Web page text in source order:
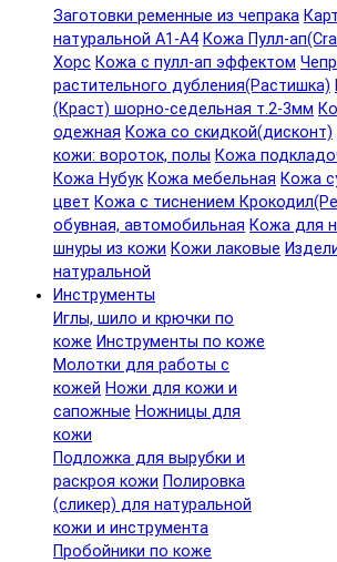
Заготовки ременные из чепрака
натуральной А1-А4 Кожа Пулл-
Хорс Кожа с пулл-ап эффектом
растительного дубления(Растишка)
(Краст) шорно-седельная т.2-3мм
одежная Кожа со скидкой(дисконт)
кожи: вороток, полы Кожа
Кожа Нубук Кожа мебельная Кожа
цвет Кожа с тиснением
обувная, автомобильная Кожа для
шнуры из кожи Кожи лаковые
натуральной
Инструменты
Иглы, шило и крючки по
коже Инструменты по коже
Молотки для работы с
кожей Ножи для кожи и
сапожные Ножницы для
кожи
Подложка для вырубки и
раскроя кожи Полировка
(сликер) для натуральной
кожи и инструмента
Пробойники по коже